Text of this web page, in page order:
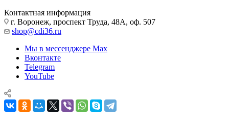
Контактная информация
г. Воронеж, проспект Труда, 48А, оф. 507
shop@cdi36.ru
Мы в мессенджере Max
Вконтакте
Telegram
YouTube